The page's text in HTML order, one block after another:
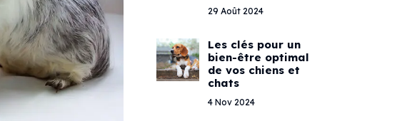
29 Août 2024
Les clés pour un
bien-être optimal
de vos chiens et
chats
4 Nov 2024